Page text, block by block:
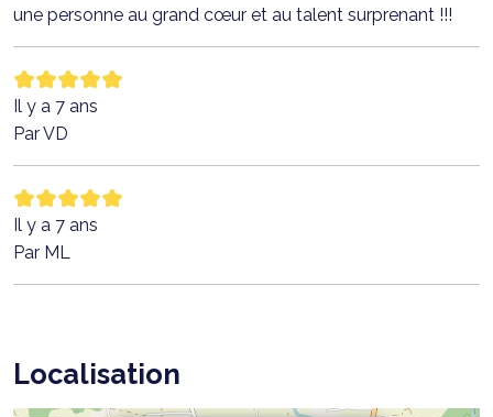
une personne au grand cœur et au talent surprenant !!!
Il y a 7 ans
Par VD
Il y a 7 ans
Par ML
Localisation